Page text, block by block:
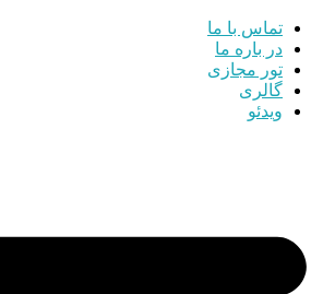
تماس با ما
در باره ما
تور مجازی
گالری
ویدئو